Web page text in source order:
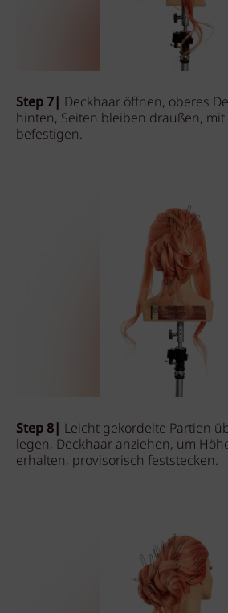
Step 7| Deckhaar öffnen, oberes
hinten, Seiten bleiben draußen,
befestigen.
Step 8| Leicht gekordelte Partien
legen, Deckhaar anziehen, um
erhalten, provisorisch feststecken.